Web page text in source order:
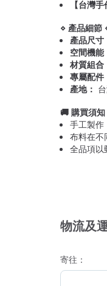
【台灣手
⋄ 產品細節
產品尺寸
空間機能
材質組合
專屬配件
產地：
台
🚚 購買須知
手工製作
布料在不
全品項以
物流及
寄往：